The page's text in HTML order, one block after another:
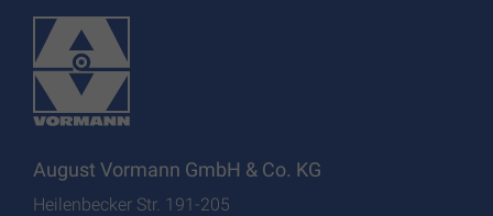
August Vormann GmbH & Co. KG
Heilenbecker Str. 191-205